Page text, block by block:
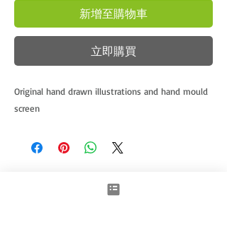
新增至購物車
立即購買
Original hand drawn illustrations and hand mould
screen